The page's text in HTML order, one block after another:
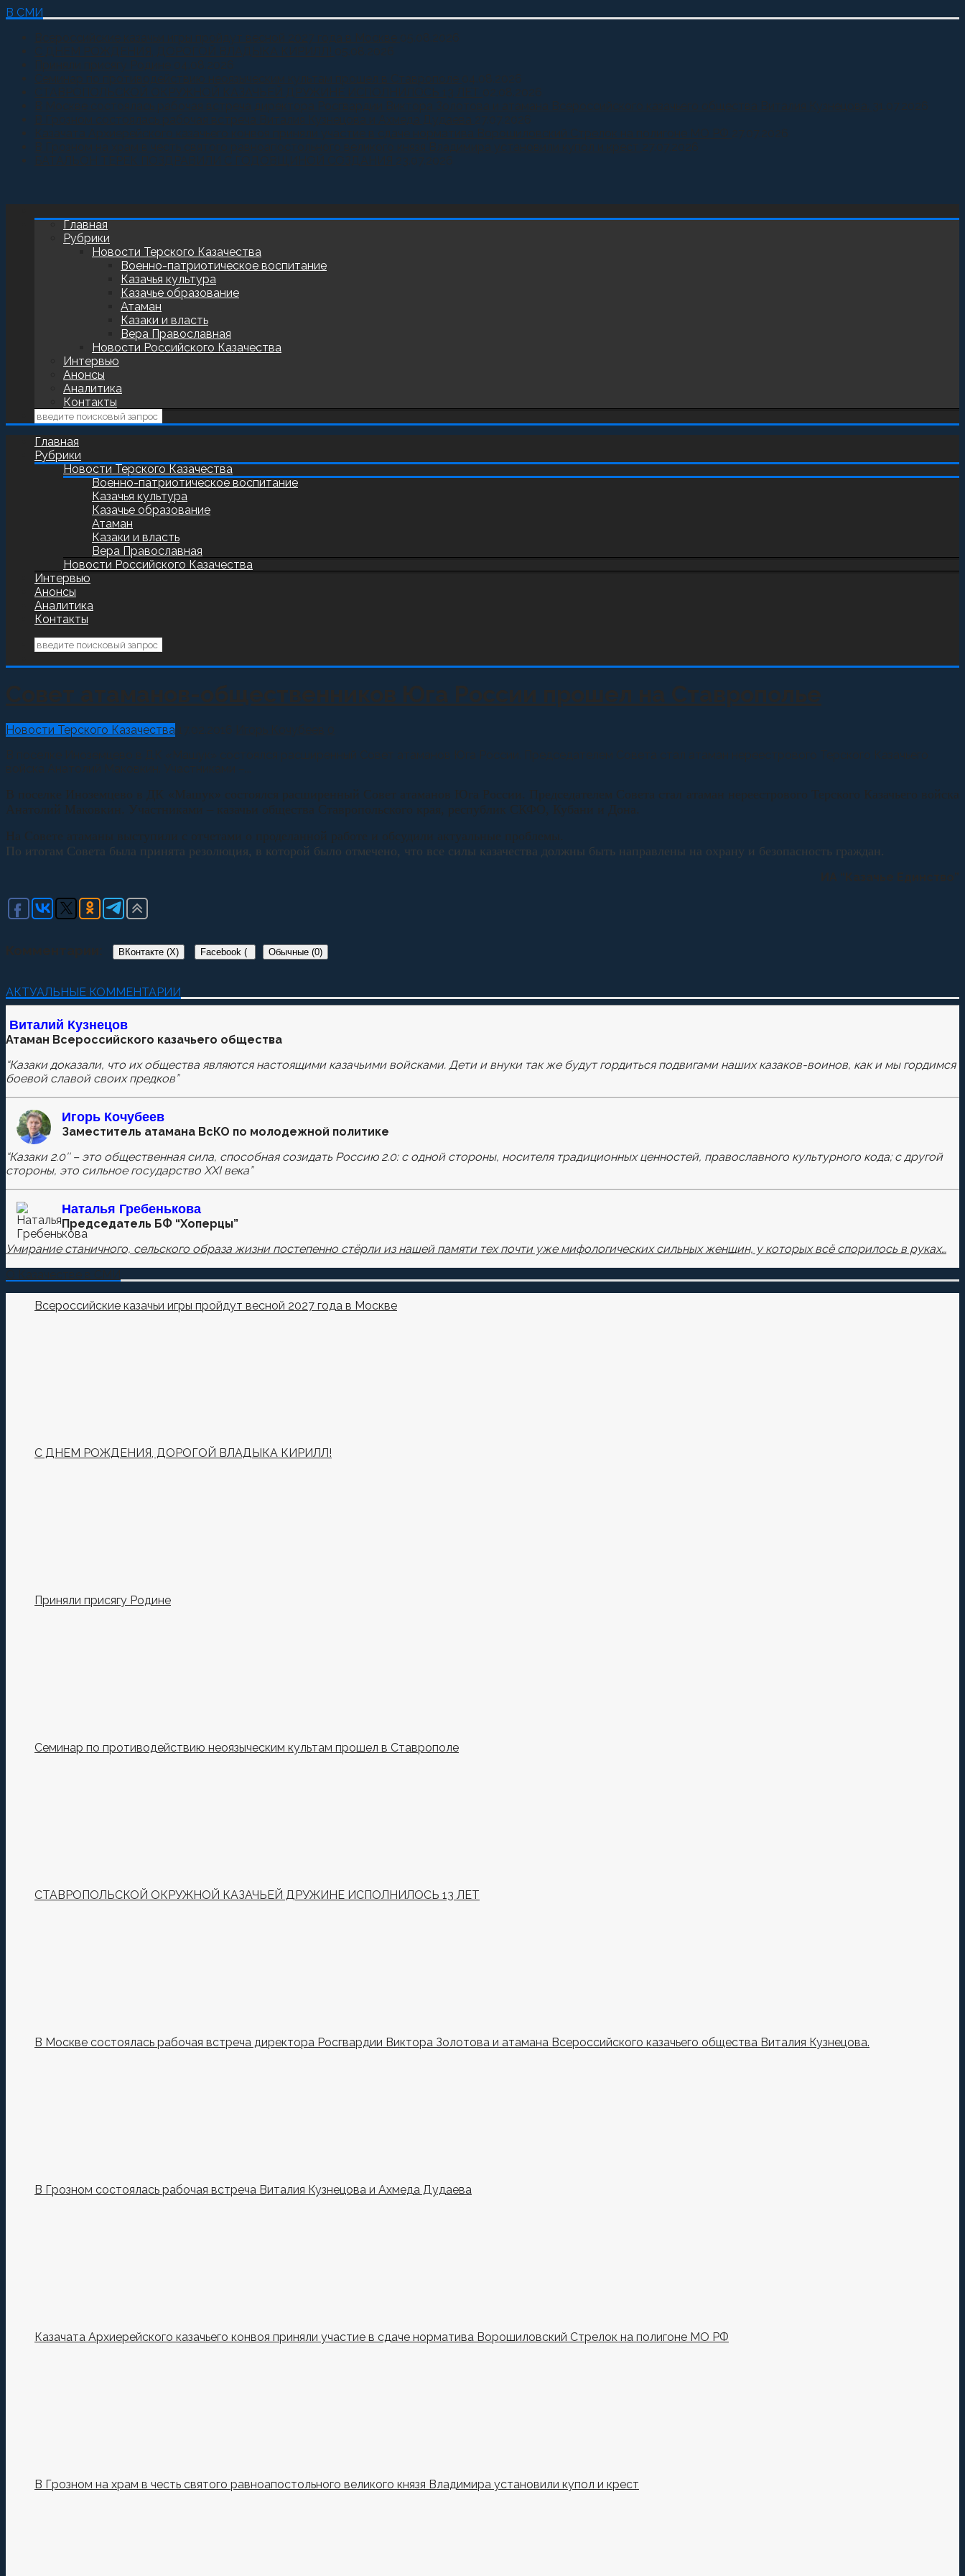
В СМИ
Главная
Рубрики
Новости Терского Казачества
Военно-патриотическое воспитание
Казачья культура
Казачье образование
Атаман
Казаки и власть
Вера Православная
Новости Российского Казачества
Интервью
Анонсы
Аналитика
Контакты
Главная
Рубрики
Новости Терского Казачества
Военно-патриотическое воспитание
Казачья культура
Казачье образование
Атаман
Казаки и власть
Вера Православная
Новости Российского Казачества
Интервью
Анонсы
Аналитика
Контакты
Новости Терского Казачества
В поселке Иноземцево в ДК «Машук» состоялся расширенный Совет атаманов Юга России. Председателем Совета стал атаман нереестрового Терского Казачьего войска
Анатолий Маковкин. Участниками – казачьи общества Ставропольского края, республик СКФО, Кубани и Дона.
На Совете атаманы выступили с отчетами о проделанной работе и обсудили актуальные проблемы.
По итогам Совета была принята резолюция, в которой было отмечено, что все силы казачества должны быть направлены на охрану и безопасность граждан.
ВКонтакте (X) Facebook ( )
Обычные (0)
Добавить комментарий
Пока нет комментариев.
Оставьте первый комментарий.
Ваш адрес email не будет опубликован. Обязательные поля помечены*
Комментировать
Сохранить моё имя, email и адрес сайта в этом браузере для последующих моих комментариев.
АКТУАЛЬНЫЕ КОММЕНТАРИИ
Виталий Кузнецов
Атаман Всероссийского казачьего общества
“Казаки доказали, что их общества являются настоящими казачьими войсками. Дети и внуки так же будут гордиться подвигами наших казаков-воинов, как и мы гордимся
боевой славой своих предков”
Игорь Кочубеев
Заместитель атамана ВсКО по молодежной политике
“Казаки 2.0″ – это общественная сила, способная созидать Россию 2.0: с одной стороны, носителя традиционных ценностей, православного культурного кода; с другой
стороны, это сильное государство XXI века”
Наталья Гребенькова
Председатель БФ “Хоперцы”
Умирание станичного, сельского образа жизни постепенно стёрли из нашей памяти тех почти уже мифологических сильных женщин, у которых всё спорилось в руках…
Всероссийские казачьи игры пройдут весной 2027 года в Москве
С ДНЕМ РОЖДЕНИЯ, ДОРОГОЙ ВЛАДЫКА КИРИЛЛ!
Приняли присягу Родине
Семинар по противодействию неоязыческим культам прошел в Ставрополе
СТАВРОПОЛЬСКОЙ ОКРУЖНОЙ КАЗАЧЬЕЙ ДРУЖИНЕ ИСПОЛНИЛОСЬ 13 ЛЕТ
В Москве состоялась рабочая встреча директора Росгвардии Виктора Золотова и атамана Всероссийского казачьего общества Виталия Кузнецова.
В Грозном состоялась рабочая встреча Виталия Кузнецова и Ахмеда Дудаева
Казачата Архиерейского казачьего конвоя приняли участие в сдаче норматива Ворошиловский Стрелок на полигоне МО РФ
В Грозном на храм в честь святого равноапостольного великого князя Владимира установили купол и крест